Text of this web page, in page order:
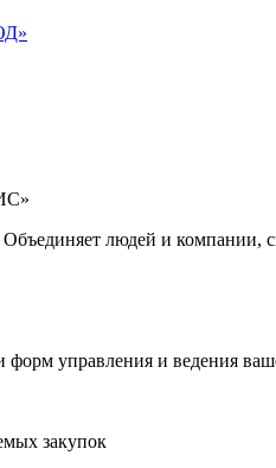
людей и компании,
управления и ведения
закупок